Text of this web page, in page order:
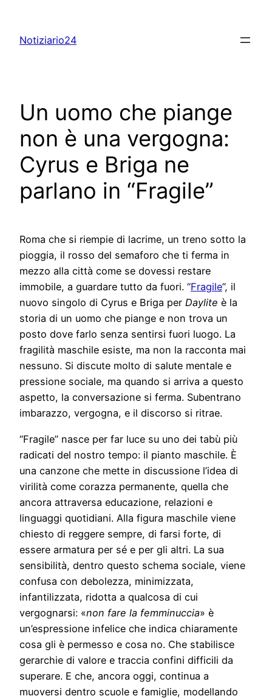
content
Notiziario24
Un uomo che piange
non è una vergogna:
Cyrus e Briga ne
parlano in “Fragile”
Roma che si riempie di lacrime, un treno sotto la
pioggia, il rosso del semaforo che ti ferma in
mezzo alla città come se dovessi restare
immobile, a guardare tutto da fuori. “Fragile”, il
nuovo singolo di Cyrus e Briga per Daylite è la
storia di un uomo che piange e non trova un
posto dove farlo senza sentirsi fuori luogo. La
fragilità maschile esiste, ma non la racconta mai
nessuno. Si discute molto di salute mentale e
pressione sociale, ma quando si arriva a questo
aspetto, la conversazione si ferma. Subentrano
imbarazzo, vergogna, e il discorso si ritrae.
“Fragile” nasce per far luce su uno dei tabù più
radicati del nostro tempo: il pianto maschile. È
una canzone che mette in discussione l’idea di
virilità come corazza permanente, quella che
ancora attraversa educazione, relazioni e
linguaggi quotidiani. Alla figura maschile viene
chiesto di reggere sempre, di farsi forte, di
essere armatura per sé e per gli altri. La sua
sensibilità, dentro questo schema sociale, viene
confusa con debolezza, minimizzata,
infantilizzata, ridotta a qualcosa di cui
vergognarsi: «non fare la femminuccia» è
un’espressione infelice che indica chiaramente
cosa gli è permesso e cosa no. Che stabilisce
gerarchie di valore e traccia confini difficili da
superare. E che, ancora oggi, continua a
muoversi dentro scuole e famiglie, modellando